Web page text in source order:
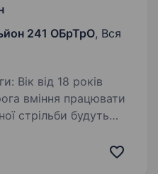
241 ОБрТрО, Вся